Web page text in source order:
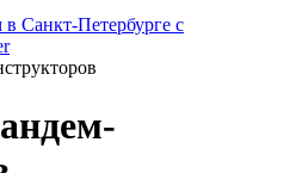
Санкт-Петербурге с